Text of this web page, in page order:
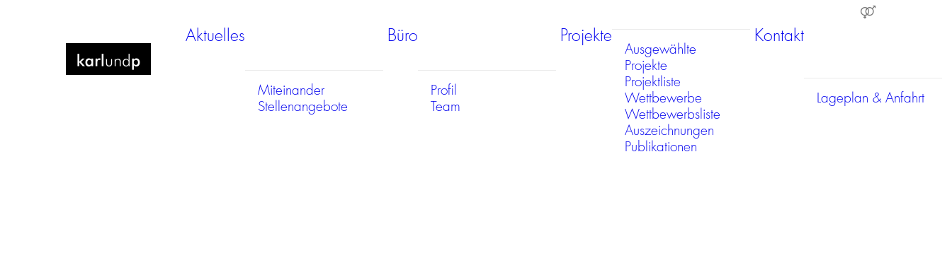
Aktuelles
Miteinander
Stellenangebote
Büro
Profil
Team
Projekte
Ausgewählte
Projekte
Projektliste
Wettbewerbe
Wettbewerbsliste
Auszeichnungen
Publikationen
Kontakt
Lageplan & Anfahrt